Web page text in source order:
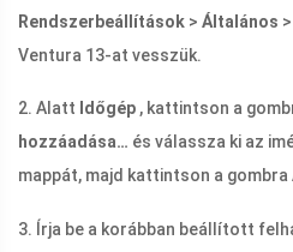
Rendszerbeállítások > Általános >
Ventura 13-at vesszük.
2. Alatt Időgép , kattintson a
hozzáadása… és válassza ki az
mappát, majd kattintson a gombra
3. Írja be a korábban beállított